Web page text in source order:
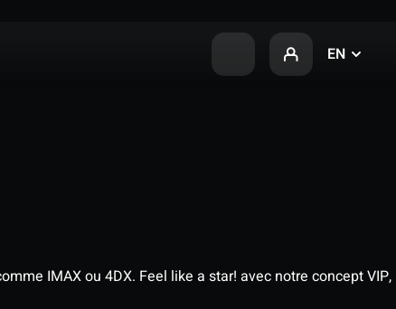
EN
IMAX ou 4DX. Feel like a star! avec notre concept VIP,